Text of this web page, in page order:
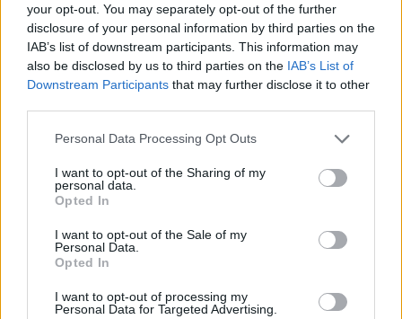
your opt-out. You may separately opt-out of the further
disclosure of your personal information by third parties on the
IAB’s list of downstream participants. This information may
also be disclosed by us to third parties on the IAB’s List of
Downstream Participants that may further disclose it to other
Personal Data Processing Opt Outs
I want to opt-out of the Sharing of my
personal data.
Opted In
I want to opt-out of the Sale of my
Personal Data.
Opted In
I want to opt-out of processing my
Personal Data for Targeted Advertising.
Esim for Global
Esim for USA|Esim for Italy| Esim for Spain|Esim